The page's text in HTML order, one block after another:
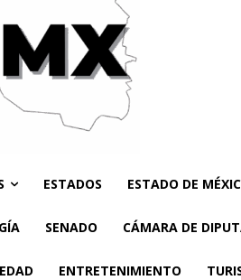
ESTADOS ESTADO DE
SENADO CÁMARA DE
ENTRETENIMIENTO